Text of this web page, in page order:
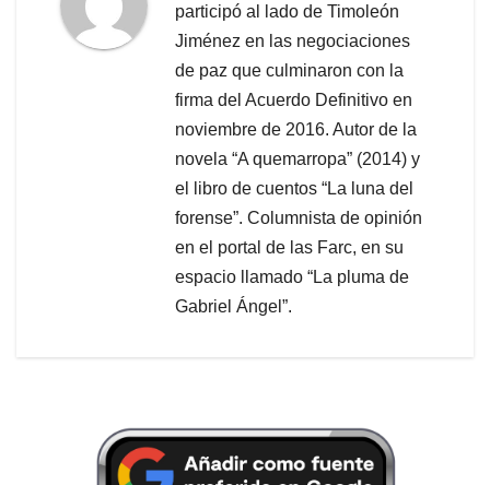
participó al lado de Timoleón
Jiménez en las negociaciones
de paz que culminaron con la
firma del Acuerdo Definitivo en
noviembre de 2016. Autor de la
novela “A quemarropa” (2014) y
el libro de cuentos “La luna del
forense”. Columnista de opinión
en el portal de las Farc, en su
espacio llamado “La pluma de
Gabriel Ángel”.